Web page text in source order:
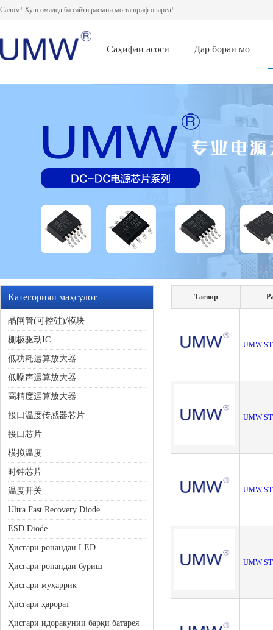
Салом! Хуш омадед ба сайти расмии мо ташриф оваред!
Саҳифаи асосӣ Дар бораи мо
Категорияи маҳсулот
晶闸管(可控硅)/模块
栅极驱动IC
低功耗运算放大器
低噪声运算放大器
高精度运算放大器
接口温度传感器芯片
接口芯片
模拟温度
时钟芯片
温度开关
Ultra Fast Recovery Diode
ESD Diode
Ҳисгари ронандаи LED
Ҳисгари ронандаи буриш
Ҳисгари муҳаррик
Ҳисгари ҳарорат
Ҳисгари идоракунии барқи батарея
Тасвир
UMW
UMW
UMW
UMW